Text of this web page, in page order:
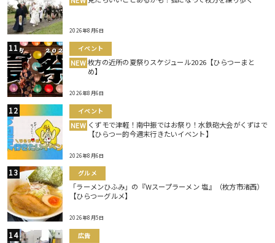
2026年8月6日
イベント
NEW 枚方の近所の夏祭りスケジュール2026【ひらつーまと
め】
2026年8月6日
イベント
NEW くずモで津軽！南中振ではお祭り！水鉄砲大会がくずはで
【ひらつー的今週末行きたいイベント】
2026年8月6日
グルメ
「ラーメンひふみ」の『Wスープラーメン 塩』（枚方市渚西）
【ひらつーグルメ】
2026年8月5日
広告